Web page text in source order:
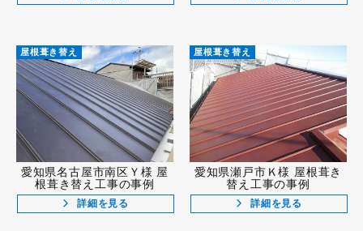
愛知県名古屋市南区Ｙ様 屋
根葺き替え工事の事例
詳細を見る
屋根葺き替え
愛知県瀬戸市Ｋ様 屋根葺き
替え工事の事例
詳細を見る
屋根葺き替え